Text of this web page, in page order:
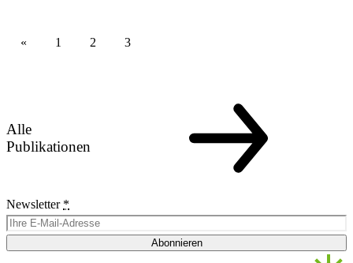
1 2 3
Alle
Publikationen
Newsletter *
Abonnieren